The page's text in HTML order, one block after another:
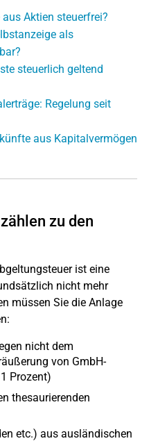
Aktien steuerfrei?
als
steuerlich geltend
Regelung seit
aus Kapitalvermögen
zu den
ist eine
nicht mehr
müssen Sie die Anlage
nicht dem
von GmbH-
Prozent)
thesaurierenden
etc.) aus ausländischen